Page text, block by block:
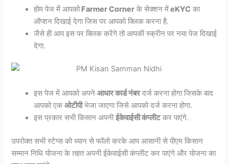
होम पेज में आपकोFarmer Corner के सेक्शन मेंeKYC का
ऑप्शन दिखाई देगा जिस पर आपको क्लिक करना है.
जैसे ही आप इस पर क्लिक करेंगे तो आपकी स्क्रीन पर नया पेज दिखाई
देगा.
इस पेज में आपको अपनेआधार कार्ड नंबरदर्ज करना होगा जिसके बाद
आपको एकओटीपीभेजा जाएगा जिसे आपको दर्ज करना होगा.
इस प्रकार सभी किसान अपनीईकेवाईसी कंप्लीटकर पाएंगे.
उपरोक्त सभी स्टेप्स को ध्यान से फॉलो करके आप आसानी से पीएम किसान
सम्मान निधि योजना के तहत अपनी ईकेवाईसी कंप्लीट कर पाएंगे और योजना का